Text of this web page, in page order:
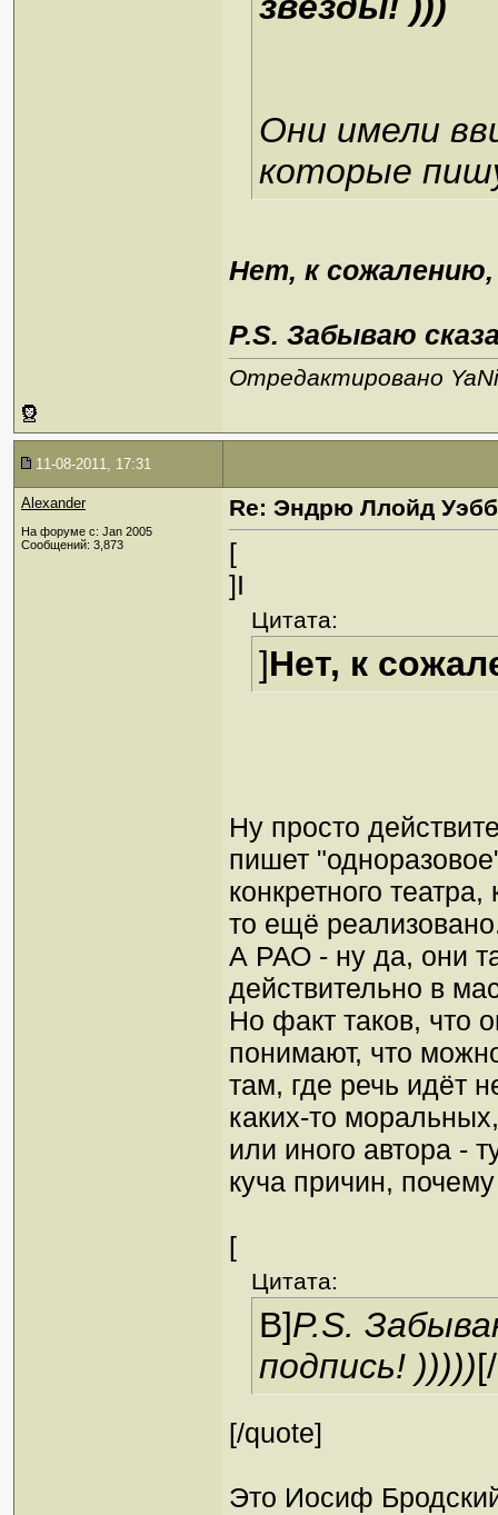
Они имели
которые
Нет, к
P.S. Забываю
Отредактировано
11-08-2011, 17:31
Alexander
На форуме с: Jan 2005
Сообщений: 3,873
Re: Эндрю Ллойд
[
]I
Цитата:
]Нет, к
Ну просто
пишет
конкретного
то ещё
А РАО - ну да, они
действительно в
Но факт таков, что
понимают, что
там, где речь идёт
каких-то
или иного автора -
куча причин,
[
Цитата:
B]P.S.
подпись! )))))
[/quote]
Это Иосиф